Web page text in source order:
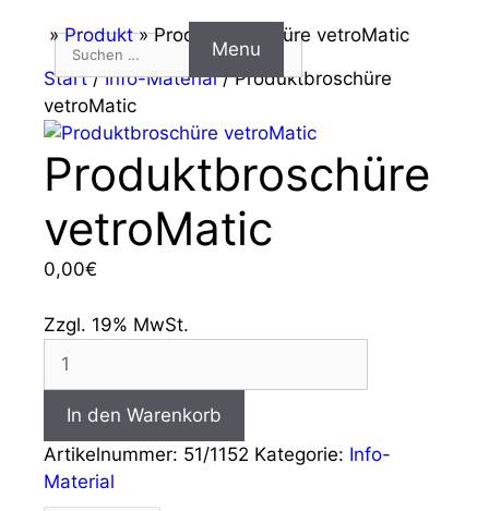
springen
Suchen
nach:
Menu
»Produkt»Produktbroschüre vetroMatic
Start/Info-Material/ Produktbroschüre
vetroMatic
Produktbroschüre
vetroMatic
0,00€
Zzgl. 19% MwSt.
vetroMatic
Menge
In den Warenkorb
Artikelnummer: 51/1152 Kategorie: Info-
Material